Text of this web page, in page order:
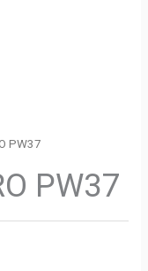
PW37
PW37